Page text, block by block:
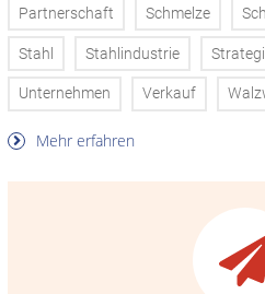
Partnerschaft Schmelze
Stahl Stahlindustrie
Unternehmen Verkauf
Mehr erfahren